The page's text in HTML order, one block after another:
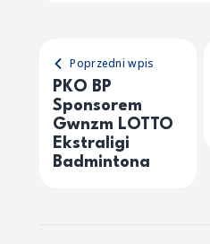
Poprzedni wpis
PKO BP
Sponsorem
Gwnzm LOTTO
Ekstraligi
Badmintona